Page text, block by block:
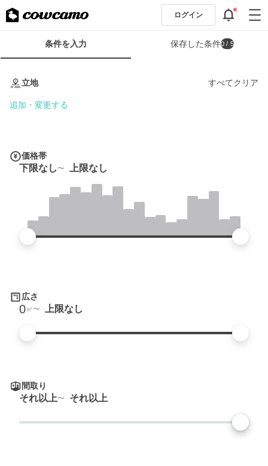
ログイン
条
条件を入力 保存した条件0 / 5
立地 すべてクリア
追加・変更する
価格帯
下限なし 上限なし
広さ
0㎡ 上限なし
間取り
それ以上 それ以上